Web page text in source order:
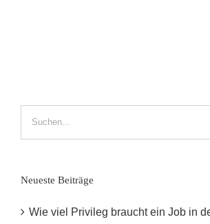
Neueste Beiträge
Wie viel Privileg braucht ein Job in